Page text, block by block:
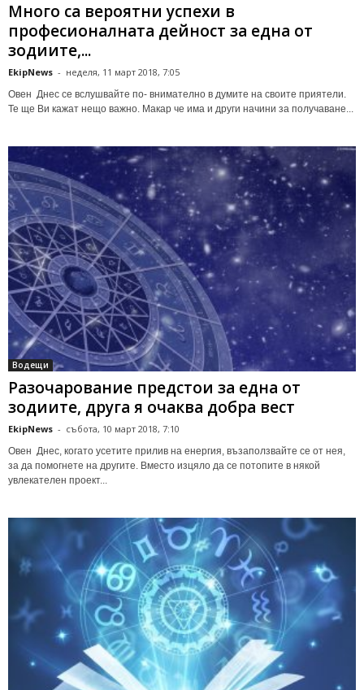
Много са вероятни успехи в
професионалната дейност за една от
зодиите,...
EkipNews - неделя, 11 март 2018, 7:05
Овен Днес се вслушвайте по- внимателно в думите на своите приятели.
Те ще Ви кажат нещо важно. Макар че има и други начини за получаване...
Водещи
Разочарование предстои за една от
зодиите, друга я очаква добра вест
EkipNews - събота, 10 март 2018, 7:10
Овен Днес, когато усетите прилив на енергия, възаползвайте се от нея,
за да помогнете на другите. Вместо изцяло да се потопите в някой
увлекателен проект...